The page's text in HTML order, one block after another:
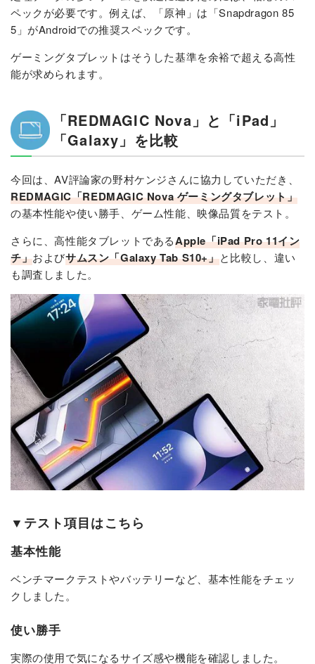
ペックが必要です。例えば、「原神」は「Snapdragon 85
5」がAndroidでの推奨スペックです。
ゲーミングタブレットはそうした基準を余裕で超える高性
能が求められます。
「REDMAGIC Nova」と「iPad」
「Galaxy」を比較
今回は、AV評論家の野村ケンジさんに協力していただき、
REDMAGIC「REDMAGIC Nova ゲーミングタブレット」
の基本性能や使い勝手、ゲーム性能、映像品質をテスト。
さらに、高性能タブレットであるApple「iPad Pro 11イン
チ」およびサムスン「Galaxy Tab S10+」と比較し、違い
も調査しました。
▼テスト項目はこちら
基本性能
ベンチマークテストやバッテリーなど、基本性能をチェッ
クしました。
使い勝手
実際の使用で気になるサイズ感や機能を確認しました。